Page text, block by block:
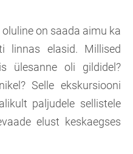
on saada aimu ka
linnas elasid. Millised
ülesanne oli gildidel?
Selle ekskursiooni
paljudele sellistele
elust keskaegses